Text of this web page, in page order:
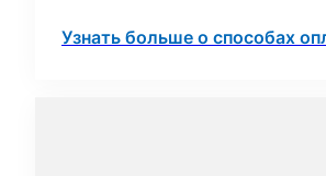
Узнать больше о способах